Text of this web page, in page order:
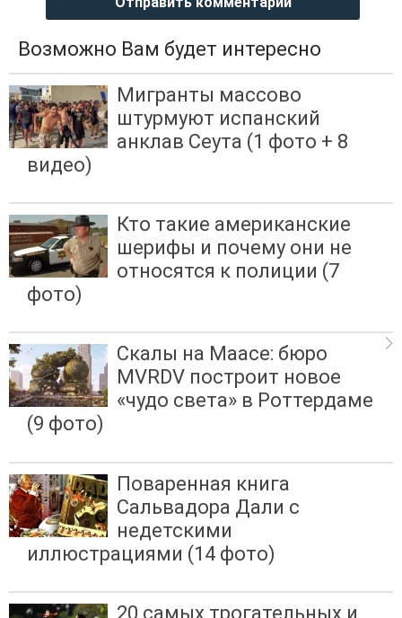
Возможно Вам будет интересно
Мигранты массово
штурмуют испанский
анклав Сеута (1 фото + 8
видео)
Кто такие американские
шерифы и почему они не
относятся к полиции (7
фото)
Скалы на Маасе: бюро
MVRDV построит новое
«чудо света» в Роттердаме
(9 фото)
Поваренная книга
Сальвадора Дали с
недетскими
иллюстрациями (14 фото)
20 самых трогательных и